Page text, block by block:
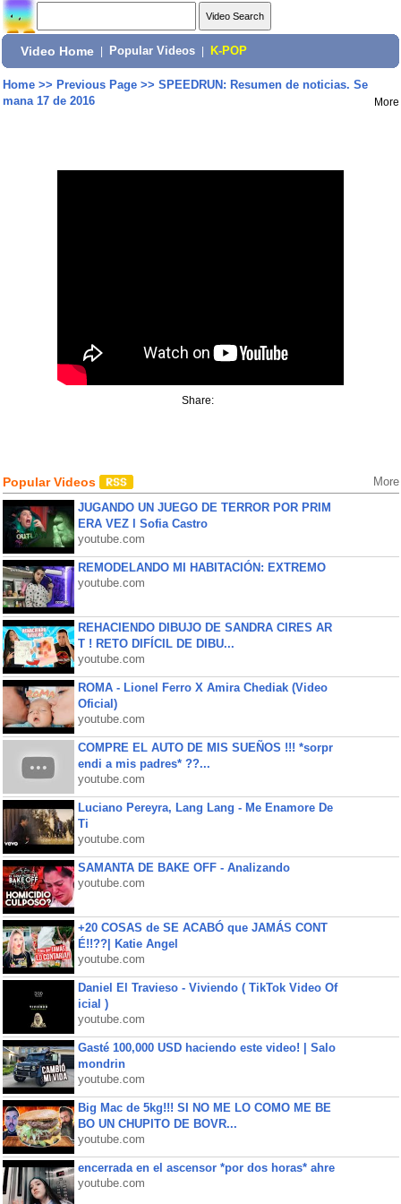
Video Home Popular Videos K-POP
Home>> Previous Page>> SPEEDRUN: Resumen de noticias. Se
mana 17 de 2016
More
Share:
Popular Videos More
JUGANDO UN JUEGO DE TERROR POR PRIM
ERA VEZ l Sofia Castro
youtube.com
REMODELANDO MI HABITACIÓN: EXTREMO
youtube.com
REHACIENDO DIBUJO DE SANDRA CIRES AR
T ! RETO DIFÍCIL DE DIBU...
youtube.com
ROMA - Lionel Ferro X Amira Chediak (Video
Oficial)
youtube.com
COMPRE EL AUTO DE MIS SUEÑOS !!! *sorpr
endi a mis padres* ??...
youtube.com
Luciano Pereyra, Lang Lang - Me Enamore De
Ti
youtube.com
SAMANTA DE BAKE OFF - Analizando
youtube.com
+20 COSAS de SE ACABÓ que JAMÁS CONT
É!!??| Katie Angel
youtube.com
Daniel El Travieso - Viviendo ( TikTok Video Of
icial )
youtube.com
Gasté 100,000 USD haciendo este video! | Salo
mondrin
youtube.com
Big Mac de 5kg!!! SI NO ME LO COMO ME BE
BO UN CHUPITO DE BOVR...
youtube.com
encerrada en el ascensor *por dos horas* ahre
youtube.com